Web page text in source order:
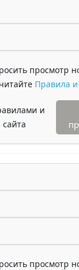
просмотр
Правила и
и
просмотр